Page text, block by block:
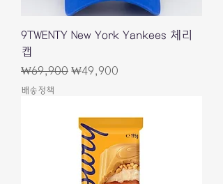
9TWENTY New York Yankees 체리
캡
일반가
₩69,900 할인가
₩49,900
배송정책